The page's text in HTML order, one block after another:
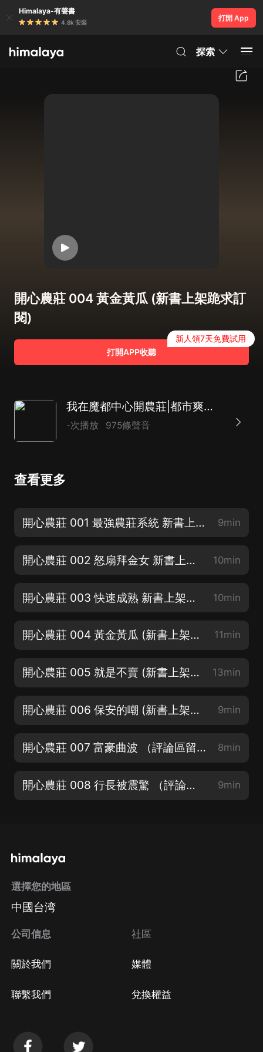
Himalaya-有聲書
4.8k 安裝
打開 App
探索
開心農莊 004 黃金黃瓜 (新書上架跪求訂
閱)
打開APP收聽
新人領7天免費試用
我在魔都中心開農莊|都市爽文|草根逆襲|AI多播
-次播放 975條聲音
查看更多
開心農莊 001 最強農莊系統 新書上架跪求訂閱 9min
開心農莊 002 怒扇拜金女 新書上架跪求訂閱 10min
開心農莊 003 快速成熟 新書上架跪求訂閱 10min
開心農莊 004 黃金黃瓜 (新書上架跪求訂閱) 11min
開心農莊 005 就是不賣 (新書上架跪求訂閱) 13min
開心農莊 006 保安的嘲 (新書上架跪求訂閱) 9min
開心農莊 007 富豪曲波 （評論區留下你想說的話） 8min
開心農莊 008 行長被震驚 （評論區留下你想說的話） 9min
選擇您的地區
中國台湾
公司信息
關於我們
聯繫我們
社區
媒體
兌換權益